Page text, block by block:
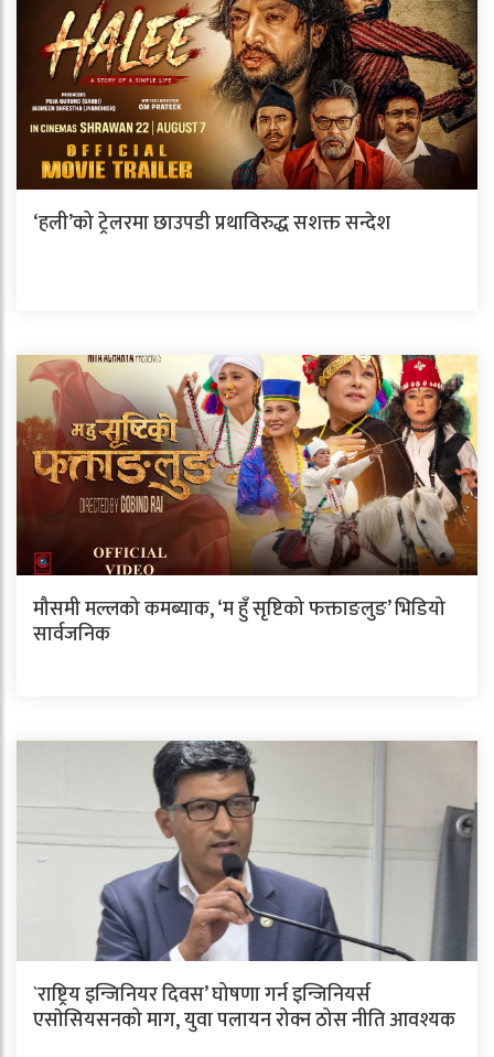
‘हली’को ट्रेलरमा छाउपडी प्रथाविरुद्ध सशक्त सन्देश
मौसमी मल्लको कमब्याक, ‘म हुँ सृष्टिको फक्ताङलुङ’ भिडियो
सार्वजनिक
`राष्ट्रिय इन्जिनियर दिवस’ घोषणा गर्न इन्जिनियर्स
एसाेसियसनको माग, युवा पलायन रोक्न ठोस नीति आवश्यक